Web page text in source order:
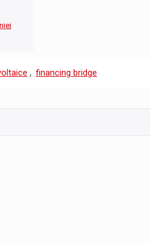
, financing bridge